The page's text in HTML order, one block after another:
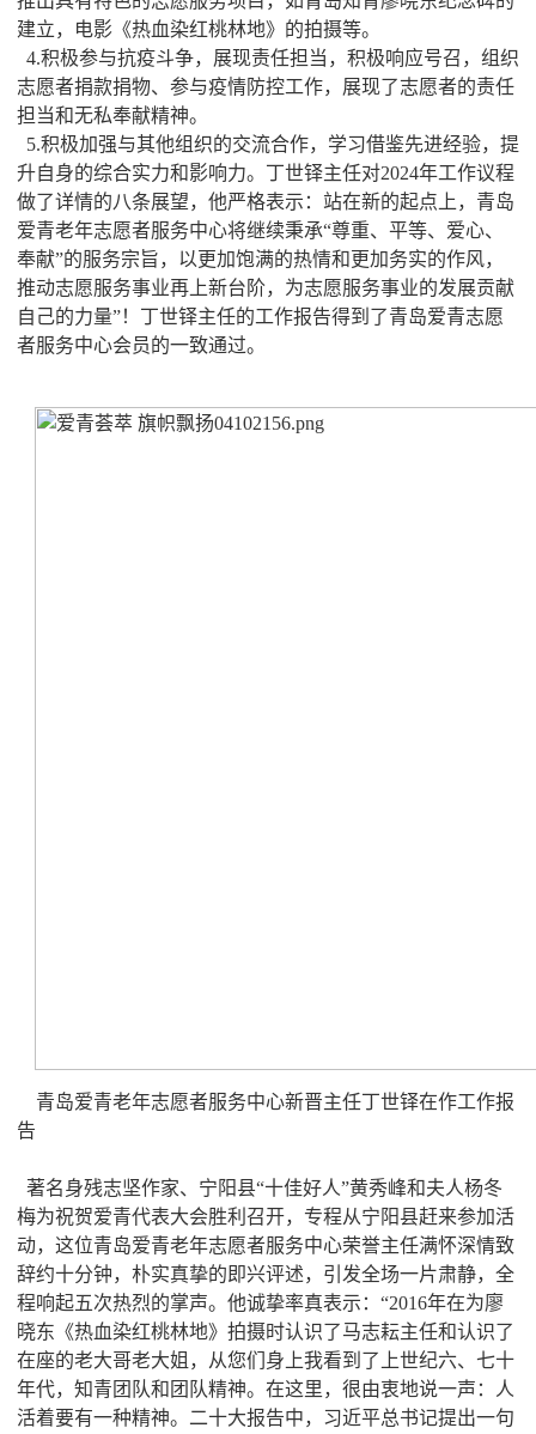
建立，电影《热血染红桃林地》的拍摄等。
4.积极参与抗疫斗争，展现责任担当，积极响应号召，组织
志愿者捐款捐物、参与疫情防控工作，展现了志愿者的责任
担当和无私奉献精神。
5.积极加强与其他组织的交流合作，学习借鉴先进经验，提
升自身的综合实力和影响力。丁世铎主任对2024年工作议程
做了详情的八条展望，他严格表示：站在新的起点上，青岛
爱青老年志愿者服务中心将继续秉承“尊重、平等、爱心、
奉献”的服务宗旨，以更加饱满的热情和更加务实的作风，
推动志愿服务事业再上新台阶，为志愿服务事业的发展贡献
自己的力量”！丁世铎主任的工作报告得到了青岛爱青志愿
者服务中心会员的一致通过。
青岛爱青老年志愿者服务中心新晋主任丁世铎在作工作报
告
著名身残志坚作家、宁阳县“十佳好人”黄秀峰和夫人杨冬
梅为祝贺爱青代表大会胜利召开，专程从宁阳县赶来参加活
动，这位青岛爱青老年志愿者服务中心荣誉主任满怀深情致
辞约十分钟，朴实真挚的即兴评述，引发全场一片肃静，全
程响起五次热烈的掌声。他诚挚率真表示：“2016年在为廖
晓东《热血染红桃林地》拍摄时认识了马志耘主任和认识了
在座的老大哥老大姐，从您们身上我看到了上世纪六、七十
年代，知青团队和团队精神。在这里，很由衷地说一声：人
活着要有一种精神。二十大报告中，习近平总书记提出一句